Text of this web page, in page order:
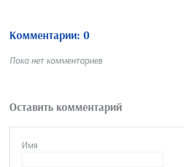
Комментарии: 0
Пока нет комментариев
Оставить комментарий
Имя